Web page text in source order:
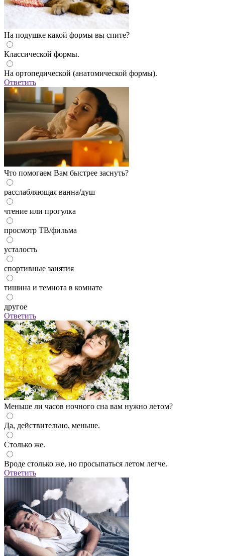
На подушке какой формы вы спите?
Классической формы.
На ортопедической (анатомической формы).
Ответить
Что помогаем Вам быстрее заснуть?
расслабляющая ванна/душ
чтение или прогулка
просмотр ТВ/фильма
усталость
спортивные занятия
тишина и темнота в комнате
другое
Ответить
Меньше ли часов ночного сна вам нужно летом?
Да, действительно, меньше.
Столько же.
Вроде столько же, но просыпаться летом легче.
Ответить